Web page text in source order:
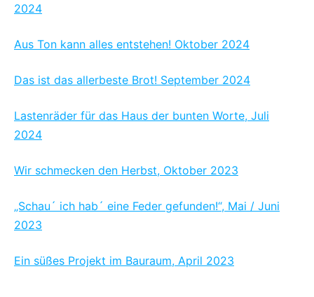
2024
Aus Ton kann alles entstehen! Oktober 2024
Das ist das allerbeste Brot! September 2024
Lastenräder für das Haus der bunten Worte, Juli
2024
Wir schmecken den Herbst, Oktober 2023
„Schau´ ich hab´ eine Feder gefunden!“, Mai / Juni
2023
Ein süßes Projekt im Bauraum, April 2023